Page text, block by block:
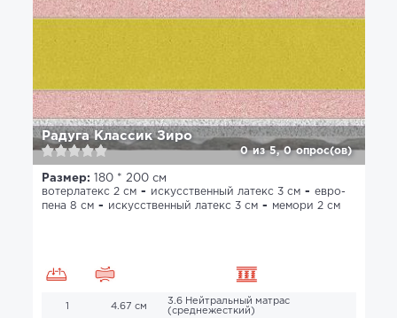
Радуга Классик Зиро
0 из 5, 0 опрос(ов)
Размер: 180 * 200 см
вотерлатекс 2 см
искусственный латекс 3 см
евро-
пена 8 см
искусственный латекс 3 см мемори 2 см
1 4.67 см
3.6 Нейтральный матрас
(среднежесткий)